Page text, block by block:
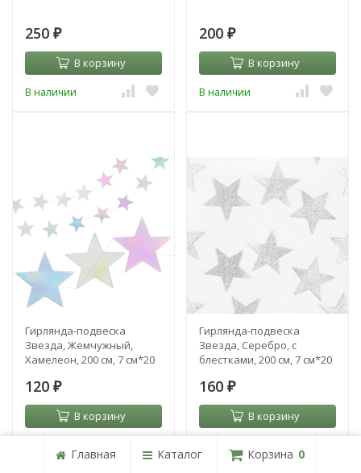
250 ₽
В корзину
В наличии
200 ₽
В корзину
В наличии
Гирлянда-подвеска
Звезда, Жемчужный,
Хамелеон, 200 см, 7 см*20
120 ₽
В корзину
Гирлянда-подвеска
Звезда, Серебро, с
блестками, 200 см, 7 см*20
160 ₽
В корзину
Главная Каталог Корзина 0